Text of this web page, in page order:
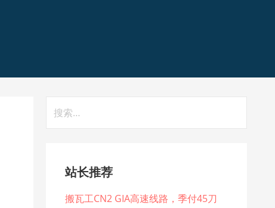
索：
站长推荐
搬瓦工CN2 GIA高速线路，季付45刀